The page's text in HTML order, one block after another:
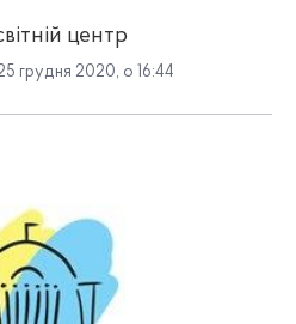
центр
грудня 2020, о 16:44